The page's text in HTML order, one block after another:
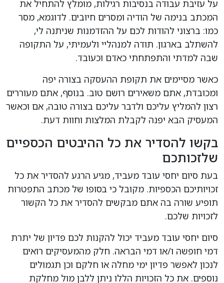
על עזיבת עבודה בנסיבות רגילות, מומלץ להתחיל את
המכתב בנימה של הודיה ומסרים חיובים. לדוגמא, מסר
כמו: ברצוני להודות לכם על ההזדמנות שניתנה לי,
להשתלב בארגון. תודה למנהליי ולעמיתי, על התקופה
שבה למדתי והתפתחתי כאדם וכעובד.
כאשר מסיימים את תקופת ההעסקה בצורה יפה
ומכובדת, אתם משאירים רושם טוב. בנוסף, אתם מעוררים
רצון להמליץ עליכם ולדבר עליכם בצורה טובה, אם וכאשר
המעסיק הבא יפנה לקבלת המלצות וחוות דעת.
בקשו להסדיר את כל ההיבטים הכספיים
שלזכותכם
בעת סיום יחסי עובד מעביד, מגיע הרגע להסדיר את כל
זכויותיכם הכספיות. מקובל כי בסופו של מכתב התפטרות
תופיע שורה בה אתם מבקשים להסדיר את כל הקשור
לזכויות שלכם.
סיום יחסי עובד מעביד יכול להקנות לכם פדיון של יתרת
דמי חופשה ו/או דמי הבראה. חלק מהמעסיקים רואים
לנכון לאפשר פדיון ימי מחלה או חלקם וכן תגמולים
נוספים. את כל הזכויות הללו ניתן ללבן מול מחלקת